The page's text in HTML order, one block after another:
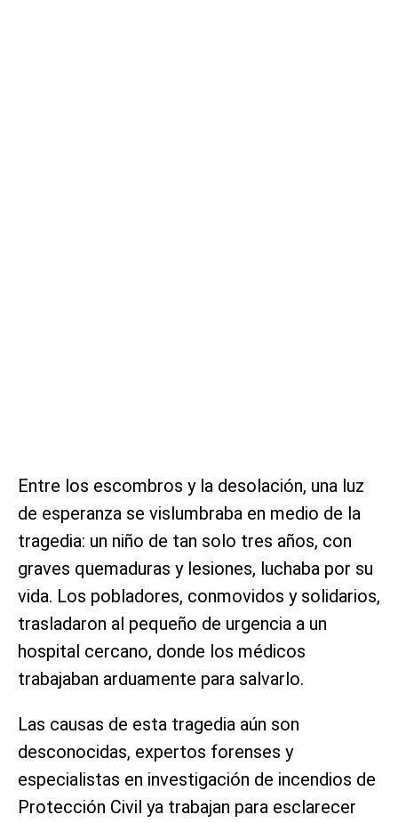
Entre los escombros y la desolación, una luz
de esperanza se vislumbraba en medio de la
tragedia: un niño de tan solo tres años, con
graves quemaduras y lesiones, luchaba por su
vida. Los pobladores, conmovidos y solidarios,
trasladaron al pequeño de urgencia a un
hospital cercano, donde los médicos
trabajaban arduamente para salvarlo.
Las causas de esta tragedia aún son
desconocidas, expertos forenses y
especialistas en investigación de incendios de
Protección Civil ya trabajan para esclarecer